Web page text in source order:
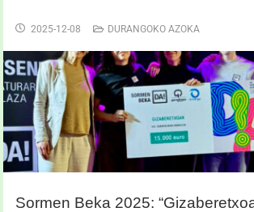
2025-12-08 DURANGOKO AZOKA
Sormen Beka 2025: